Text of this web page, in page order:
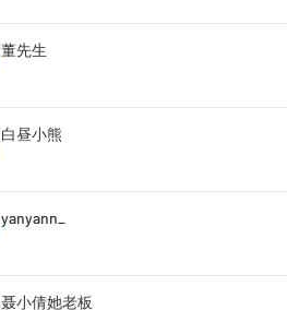
董先生
白昼小熊
yanyann_
聂小倩她老板